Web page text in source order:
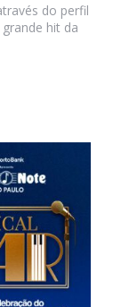
do perfil
hit da